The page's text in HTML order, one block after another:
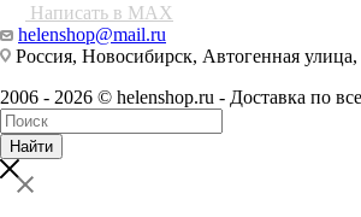
Написать в MAX
helenshop@mail.ru
Россия, Новосибирск, Автогенная улица,
2006 - 2026 © helenshop.ru - Доставка по
Найти